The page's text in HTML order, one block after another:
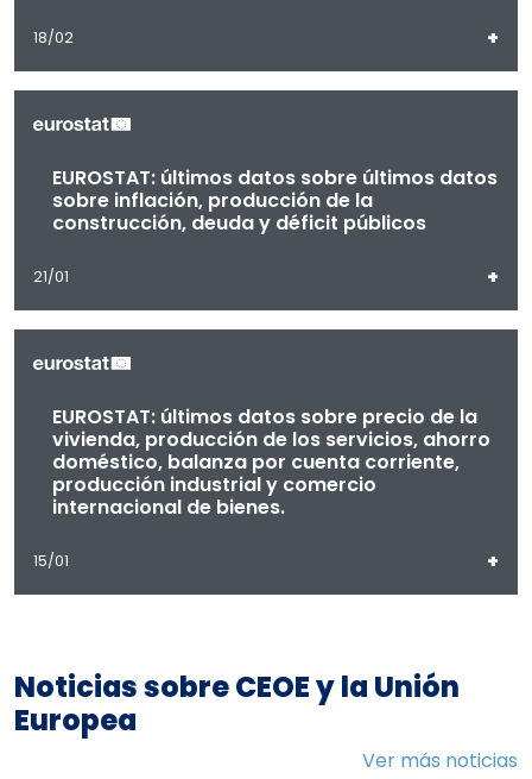
18/02 +
EUROSTAT: últimos datos sobre últimos datos
sobre inflación, producción de la
construcción, deuda y déficit públicos
21/01 +
EUROSTAT: últimos datos sobre precio de la
vivienda, producción de los servicios, ahorro
doméstico, balanza por cuenta corriente,
producción industrial y comercio
internacional de bienes.
15/01 +
Noticias sobre CEOE y la Unión
Europea
Ver más noticias